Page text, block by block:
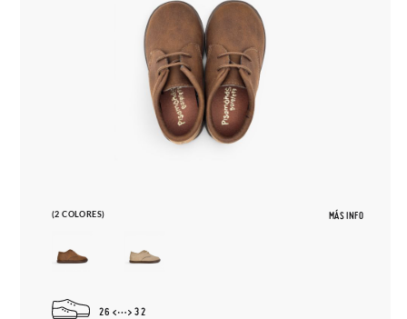
(2 COLORES) MÁS INFO
26 32